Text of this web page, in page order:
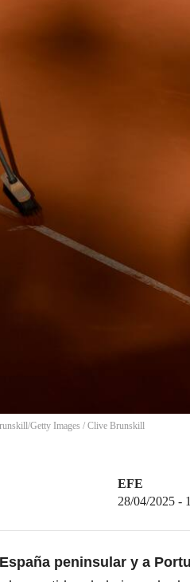
Getty Images / Clive Brunskill
EFE
28/04/2025 -
peninsular y a